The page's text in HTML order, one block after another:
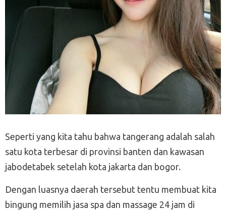
Seperti yang kita tahu bahwa tangerang adalah salah
satu kota terbesar di provinsi banten dan kawasan
jabodetabek setelah kota jakarta dan bogor.
Dengan luasnya daerah tersebut tentu membuat kita
bingung memilih jasa spa dan massage 24 jam di